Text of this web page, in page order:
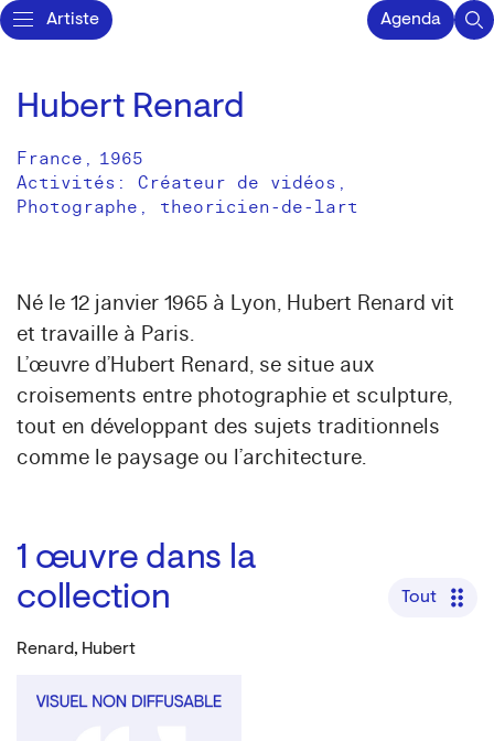
Artiste Agenda
Hubert Renard
France , 1965
Activités: Créateur de vidéos
Photographe
theoricien-de-lart
Né le 12 janvier 1965 à Lyon, Hubert Renard vit
et travaille à Paris.
L’œuvre d’Hubert Renard, se situe aux
croisements entre photographie et sculpture,
tout en développant des sujets traditionnels
comme le paysage ou l’architecture.
1 œuvre dans la
collection
Tout
Renard, Hubert